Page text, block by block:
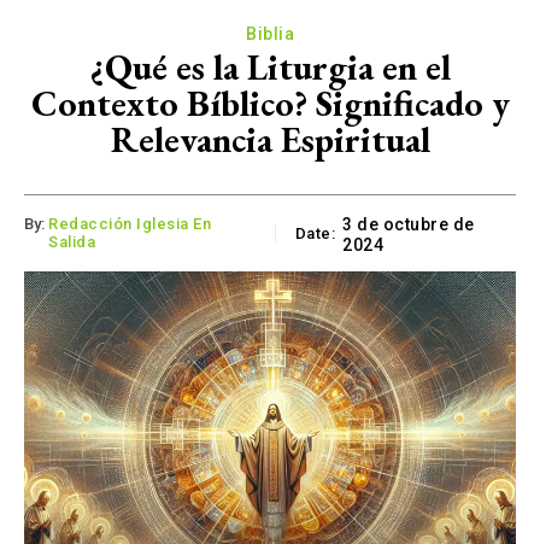
Biblia
¿Qué es la Liturgia en el
Contexto Bíblico? Significado y
Relevancia Espiritual
By: Redacción Iglesia En
Salida
Date: 3 de octubre de
2024